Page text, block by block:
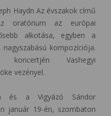
Haydn Az évszakok című
oratórium az európai
alkotása, egyben a
kompozíciója.
Vashegyi
vezényel.
és a Vigyázó Sándor
január 19-én, szombaton